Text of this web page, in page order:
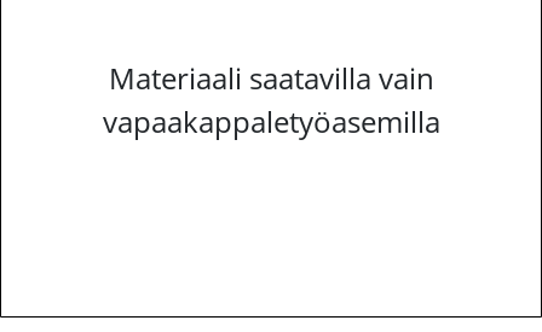
Materiaali saatavilla vain
vapaakappaletyöasemilla